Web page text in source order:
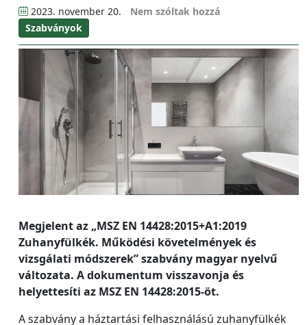
2023. november 20.
Nem szóltak hozzá
Szabványok
Megjelent az „MSZ EN 14428:2015+A1:2019
Zuhanyfülkék. Működési követelmények és
vizsgálati módszerek” szabvány magyar nyelvű
változata. A dokumentum visszavonja és
helyettesíti az MSZ EN 14428:2015-öt.
A szabvány a háztartási felhasználású zuhanyfülkék